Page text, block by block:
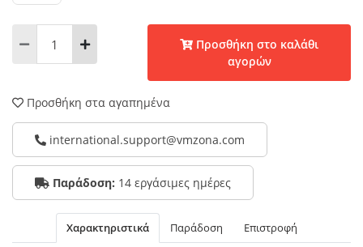
αγορών
Προσθήκη στα αγαπημένα
international.support@vmzona.com
Παράδοση: 14 εργάσιμες ημέρες
Χαρακτηριστικά Παράδοση Επιστροφή